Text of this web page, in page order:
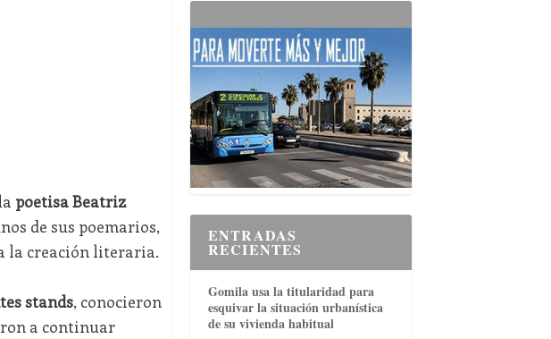
poetisa Beatriz
de sus poemarios,
la creación literaria.
stands, conocieron
a continuar
ENTRADAS
RECIENTES
Gomila usa la titularidad para
esquivar la situación urbanística
de su vivienda habitual